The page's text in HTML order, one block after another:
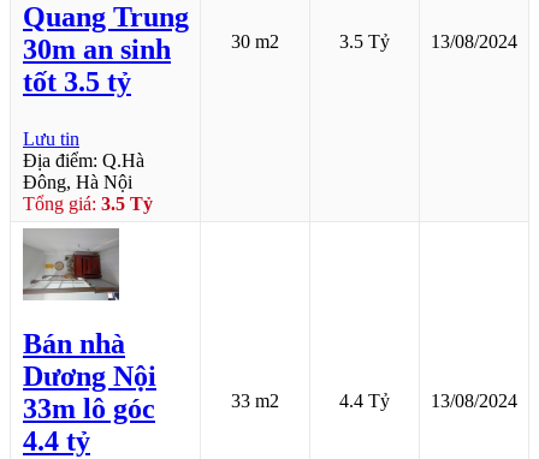
Quang Trung
30m an sinh
tốt 3.5 tỷ
Lưu tin
Địa điểm: Q.Hà
Đông, Hà Nội
Tổng giá: 3.5 Tỷ
30 m2 3.5 Tỷ 13/08/2024
Bán nhà
Dương Nội
33m lô góc
4.4 tỷ
33 m2 4.4 Tỷ 13/08/2024